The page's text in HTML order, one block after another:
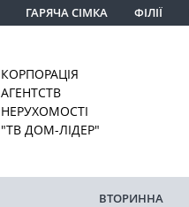
ГАРЯЧА СІМКА ФІЛІЇ
КОРПОРАЦІЯ
АГЕНТСТВ
НЕРУХОМОСТІ
"ТВ ДОМ-ЛІДЕР"
ВТОРИННА